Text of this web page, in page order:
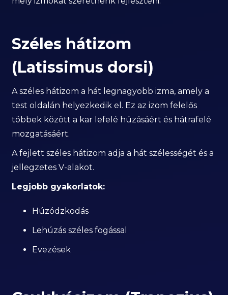
Széles hátizom
(Latissimus dorsi)
A széles hátizom a hát legnagyobb izma, amely a
test oldalán helyezkedik el. Ez az izom felelős
többek között a kar lefelé húzásáért és hátrafelé
mozgatásáért.
A fejlett széles hátizom adja a hát szélességét és a
jellegzetes V-alakot.
Legjobb gyakorlatok:
Húzódzkodás
Lehúzás széles fogással
Evezések